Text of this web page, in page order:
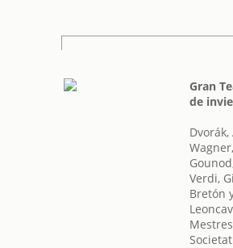
Gran
de
Verdi,
Bretón